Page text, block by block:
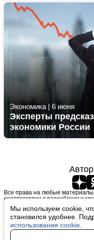
Мы используем cookie,
становился удобнее.
использования cookie
Экономика | 6 июня
Эксперты
экономики России
Все права на любые
соответствии с российским и
интеллектуальной
аудио и видеоматериалов
(finfeel.ru). Персональные
использовании материалов
на исходный материал